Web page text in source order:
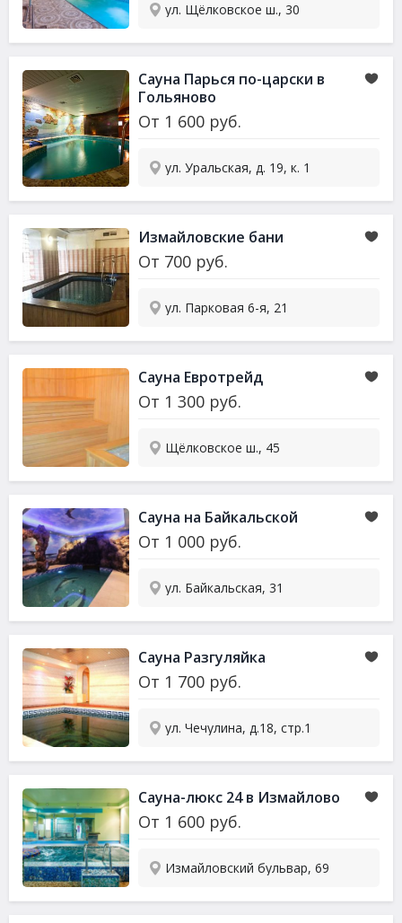
ул. Щёлковское ш., 30
Сауна Парься по-царски в
Гольяново
От 1 600 руб.
ул. Уральская, д. 19, к. 1
Измайловские бани
От 700 руб.
ул. Парковая 6-я, 21
Сауна Евротрейд
От 1 300 руб.
Щёлковское ш., 45
Сауна на Байкальской
От 1 000 руб.
ул. Байкальская, 31
Сауна Разгуляйка
От 1 700 руб.
ул. Чечулина, д.18, стр.1
Сауна-люкс 24 в Измайлово
От 1 600 руб.
Измайловский бульвар, 69